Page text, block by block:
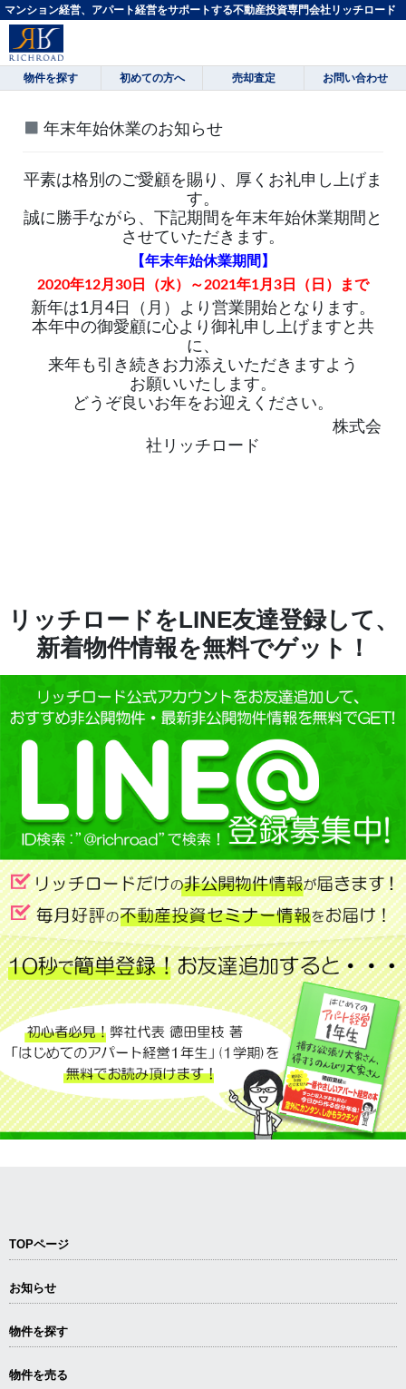
マンション経営、アパート経営をサポートする不動産投資専門会社リッチロード
物件を探す 初めての方へ 売却査定 お問い合わせ
年末年始休業のお知らせ
平素は格別のご愛顧を賜り、厚くお礼申し上げま
す。
誠に勝手ながら、下記期間を年末年始休業期間と
させていただきます。
【年末年始休業期間】
2020年12月30日（水）～2021年1月3日（日）まで
新年は1月4日（月）より営業開始となります。
本年中の御愛顧に心より御礼申し上げますと共
に、
来年も引き続きお力添えいただきますよう
お願いいたします。
どうぞ良いお年をお迎えください。
株式会
社リッチロード
リッチロードをLINE友達登録して、
新着物件情報を無料でゲット！
TOPページ
お知らせ
物件を探す
物件を売る